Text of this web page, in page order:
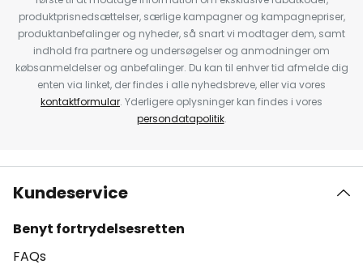
produktprisnedsættelser, særlige kampagner og kampagnepriser,
produktanbefalinger og nyheder, så snart vi modtager dem, samt
indhold fra partnere og undersøgelser og anmodninger om
købsanmeldelser og anbefalinger. Du kan til enhver tid afmelde dig
enten via linket, der findes i alle nyhedsbreve, eller via vores
kontaktformular. Yderligere oplysninger kan findes i vores
persondatapolitik.
Kundeservice
Benyt fortrydelsesretten
FAQs